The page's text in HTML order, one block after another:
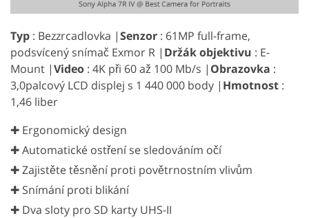
Typ : Bezzrcadlovka |Senzor : 61MP full-frame,
podsvícený snímač Exmor R | Držák objektivu : E-
Mount |Video : 4K při 60 až 100 Mb/s | Obrazovka :
3,0palcový LCD displej s 1 440 000 body | Hmotnost :
1,46 liber
✚ Ergonomický design
✚ Automatické ostření se sledováním očí
✚ Zajistěte těsnění proti povětrnostním vlivům
✚ Snímání proti blikání
✚ Dva sloty pro SD karty UHS-II